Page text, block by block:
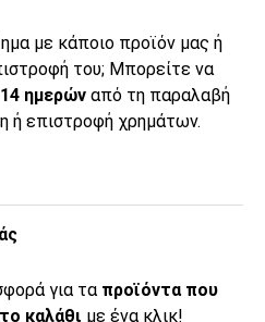
με κάποιο προϊόν μας ή
του; Μπορείτε να
ημερών από τη παραλαβή
ή επιστροφή χρημάτων.
για τα προϊόντα που
καλάθι με ένα κλικ!